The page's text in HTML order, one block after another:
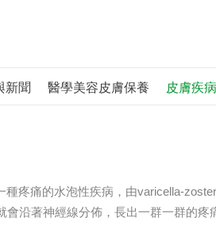
新聞 醫學美容皮膚保養 皮膚疾病
種疼痛的水泡性疾病，由varicella-
會沿著神經線分佈，長出一群一群的